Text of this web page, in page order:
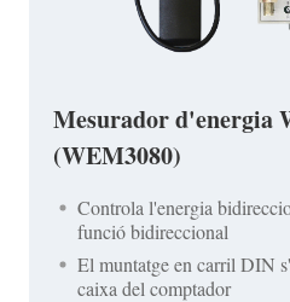
Mesurador d'energia
(WEM3080)
Controla l'energia
funció bidireccional
El muntatge en carril DIN
caixa del comptador